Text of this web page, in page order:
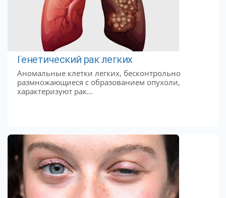
Генетический рак легких
Аномальные клетки легких, бесконтрольно
размножающиеся с образованием опухоли,
характеризуют рак...